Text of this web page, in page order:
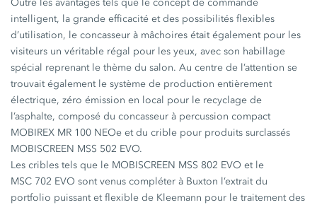
Outre les avantages tels que le concept de commande
intelligent, la grande efficacité et des possibilités flexibles
d’utilisation, le concasseur à mâchoires était également pour les
visiteurs un véritable régal pour les yeux, avec son habillage
spécial reprenant le thème du salon. Au centre de l’attention se
trouvait également le système de production entièrement
électrique, zéro émission en local pour le recyclage de
l’asphalte, composé du concasseur à percussion compact
MOBIREX MR 100 NEOe et du crible pour produits surclassés
MOBISCREEN MSS 502 EVO.
Les cribles tels que le MOBISCREEN MSS 802 EVO et le
MSC 702 EVO sont venus compléter à Buxton l’extrait du
portfolio puissant et flexible de Kleemann pour le traitement des